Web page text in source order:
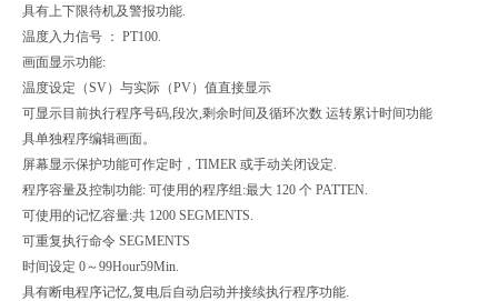
具有上下限待机及警报功能.
温度入力信号 ： PT100.
画面显示功能:
温度设定（SV）与实际（PV）值直接显示
可显示目前执行程序号码,段次,剩余时间及循环次数 运转累计时间功能
具单独程序编辑画面。
屏幕显示保护功能可作定时，TIMER 或手动关闭设定.
程序容量及控制功能: 可使用的程序组:最大 120 个 PATTEN.
可使用的记忆容量:共 1200 SEGMENTS.
可重复执行命令 SEGMENTS
时间设定 0～99Hour59Min.
具有断电程序记忆,复电后自动启动并接续执行程序功能.